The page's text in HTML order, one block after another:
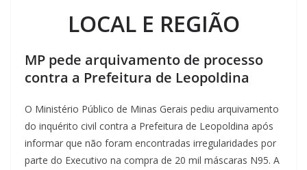
LOCAL E REGIÃO
MP pede arquivamento de processo
contra a Prefeitura de Leopoldina
O Ministério Público de Minas Gerais pediu arquivamento
do inquérito civil contra a Prefeitura de Leopoldina após
informar que não foram encontradas irregularidades por
parte do Executivo na compra de 20 mil máscaras N95. A